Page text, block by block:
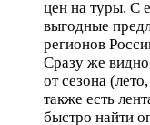
цен на туры. С
выгодные
регионов
Сразу же
от сезона
также есть
быстро найти